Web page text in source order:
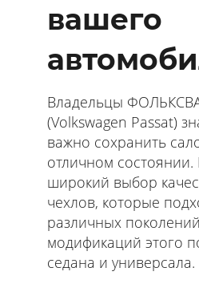
вашего
Владельцы
(Volkswagen Passat)
важно сохранить
отличном
широкий выбор
чехлов, которые
различных
модификаций этого
седана и универсала.